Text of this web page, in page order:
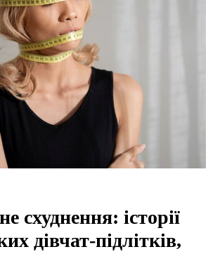
схуднення: історії
дівчат-підлітків,